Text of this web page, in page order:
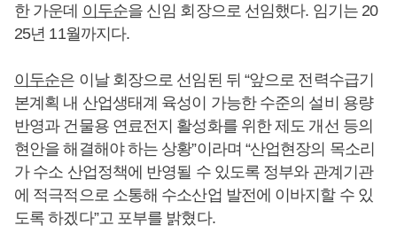
한 가운데 이두순을 신임 회장으로 선임했다. 임기는 20
25년 11월까지다.
이두순은 이날 회장으로 선임된 뒤 “앞으로 전력수급기
본계획 내 산업생태계 육성이 가능한 수준의 설비 용량
반영과 건물용 연료전지 활성화를 위한 제도 개선 등의
현안을 해결해야 하는 상황”이라며 “산업현장의 목소리
가 수소 산업정책에 반영될 수 있도록 정부와 관계기관
에 적극적으로 소통해 수소산업 발전에 이바지할 수 있
도록 하겠다”고 포부를 밝혔다.